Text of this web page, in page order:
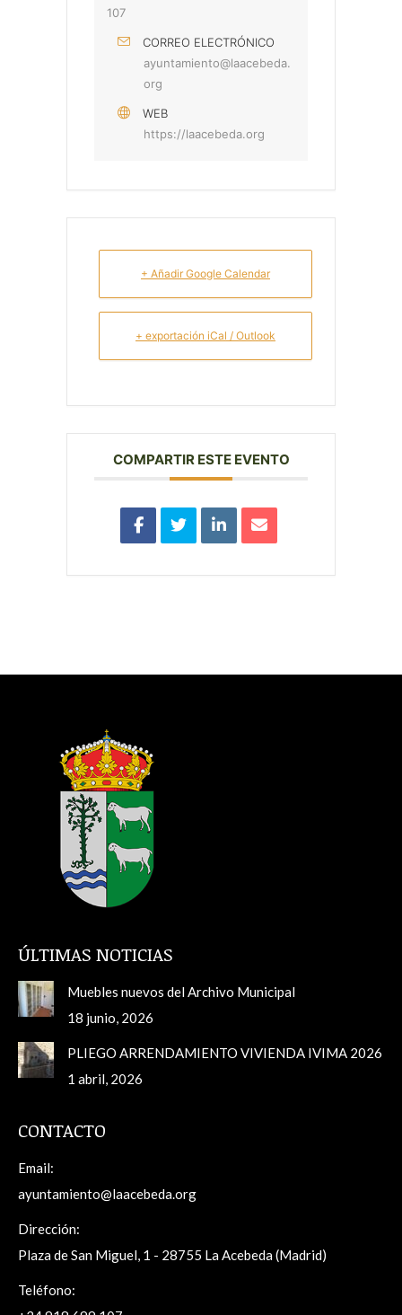
107
CORREO ELECTRÓNICO
ayuntamiento@laacebeda.
org
WEB
https://laacebeda.org
+ Añadir Google Calendar
+ exportación iCal / Outlook
COMPARTIR ESTE EVENTO
ÚLTIMAS NOTICIAS
Muebles nuevos del Archivo Municipal
18 junio, 2026
PLIEGO ARRENDAMIENTO VIVIENDA IVIMA 2026
1 abril, 2026
CONTACTO
Email:
ayuntamiento@laacebeda.org
Dirección:
Plaza de San Miguel, 1 - 28755 La Acebeda (Madrid)
Teléfono: